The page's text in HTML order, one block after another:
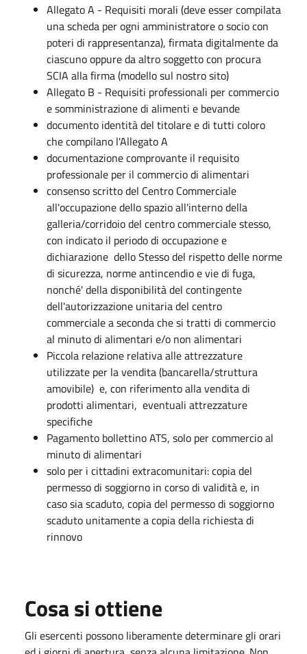
Allegato A - Requisiti morali (deve esser compilata
una scheda per ogni amministratore o socio con
poteri di rappresentanza), firmata digitalmente da
ciascuno oppure da altro soggetto con procura
SCIA alla firma (modello sul nostro sito)
Allegato B - Requisiti professionali per commercio
e somministrazione di alimenti e bevande
documento identità del titolare e di tutti coloro
che compilano l'Allegato A
documentazione comprovante il requisito
professionale per il commercio di alimentari
consenso scritto del Centro Commerciale
all'occupazione dello spazio all'interno della
galleria/corridoio del centro commerciale stesso,
con indicato il periodo di occupazione e
dichiarazione dello Stesso del rispetto delle norme
di sicurezza, norme antincendio e vie di fuga,
nonché' della disponibilità​ del contingente
dell'autorizzazione unitaria del centro
commerciale a seconda che si tratti di commercio
al minuto di alimentari e/o non alimentari
Piccola relazione relativa alle attrezzature
utilizzate per la vendita (bancarella/struttura
amovibile) e, con riferimento alla vendita di
prodotti alimentari, eventuali attrezzature
specifiche
Pagamento bollettino ATS, solo per commercio al
minuto di alimentari
solo per i cittadini extracomunitari: copia del
permesso di soggiorno in corso di validità e, in
caso sia scaduto, copia del permesso di soggiorno
scaduto unitamente a copia della richiesta di
rinnovo
Cosa si ottiene
Gli esercenti possono liberamente determinare gli orari